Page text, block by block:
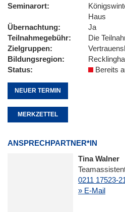
Seminarort
Haus
Übernachtung
Ja
Teilnahmegebühr
Die
Zielgruppen
Bildungsregion
Status
Bereits
NEUER TERMIN
MERKZETTEL
ANSPRECHPARTNER*IN
Tina Walner
0211 17523-
» E-Mail